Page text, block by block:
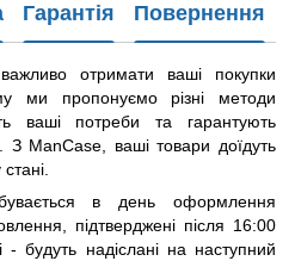
Гарантія Повернення
отримати ваші покупки
ми пропонуємо різні методи
ваші потреби та гарантують
З ManCase, ваші товари доїдуть
в день оформлення
підтверджені після 16:00
- будуть надіслані на наступний